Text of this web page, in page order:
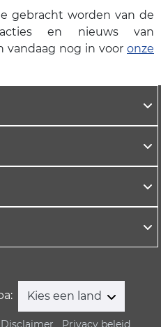
gebracht worden van de
en nieuws van
vandaag nog in voor onze
Kies een land
Disclaimer Privacy beleid